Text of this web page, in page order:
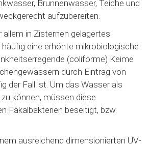
Brunnenwasser, Teiche und
aufzubereiten.
allem in Zisternen gelagertes
eine erhöhte mikrobiologische
(coliforme) Keime
durch Eintrag von
der Fall ist. Um das Wasser als
können, müssen diese
Fäkalbakterien beseitigt, bzw.
ausreichend dimensionierten UV-